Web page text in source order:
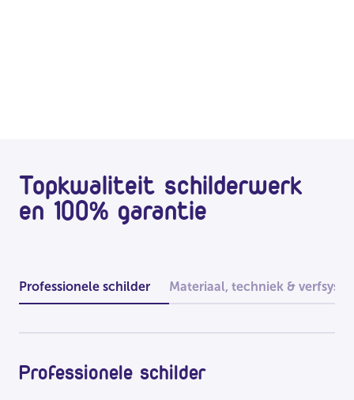
Topkwaliteit schilderwerk
en 100% garantie
Professionele schilder Materiaal, techniek &
Professionele schilder